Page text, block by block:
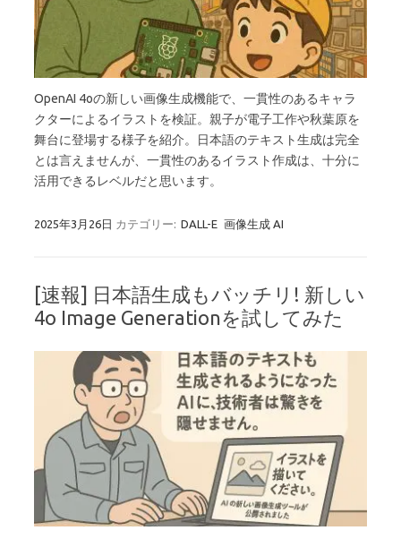
OpenAI 4oの新しい画像生成機能で、一貫性のあるキャラ
クターによるイラストを検証。親子が電子工作や秋葉原を
舞台に登場する様子を紹介。日本語のテキスト生成は完全
とは言えませんが、一貫性のあるイラスト作成は、十分に
活用できるレベルだと思います。
2025年3月26日 カテゴリー: DALL-E 画像生成 AI
[速報] 日本語生成もバッチリ! 新しい
4o Image Generationを試してみた